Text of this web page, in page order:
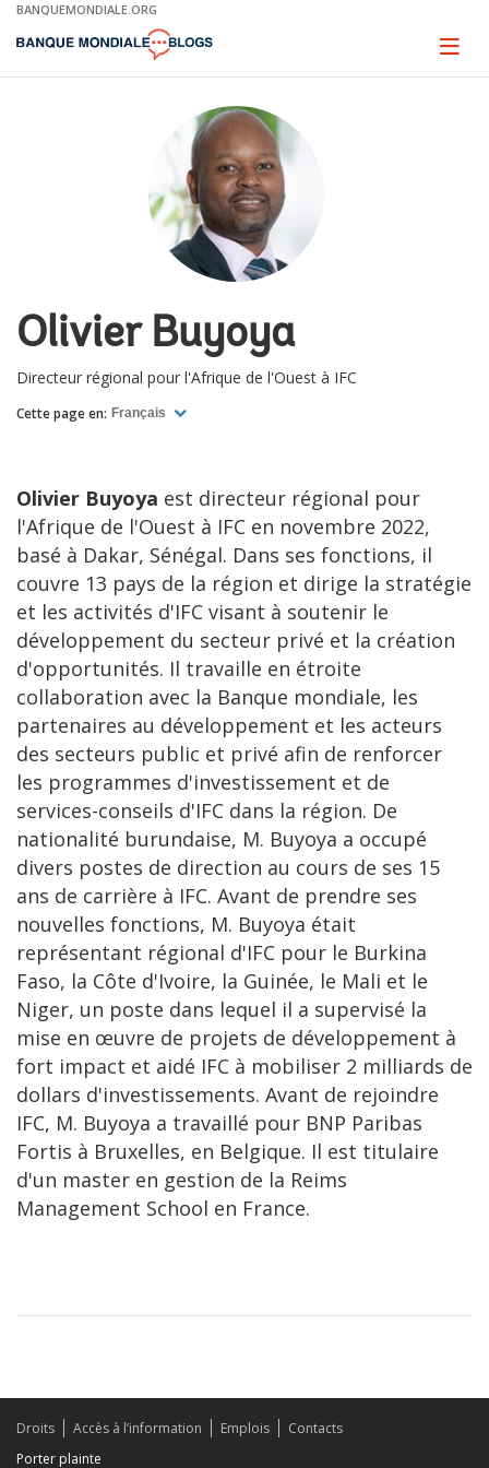
Skip
Main
BANQUEMONDIALE.ORG
Page
Olivier Buyoya
Directeur régional pour l'Afrique de l'Ouest à IFC
Cette page en: Français
Olivier Buyoya est directeur régional pour
l'Afrique de l'Ouest à IFC en novembre 2022,
basé à Dakar, Sénégal. Dans ses fonctions, il
couvre 13 pays de la région et dirige la stratégie
et les activités d'IFC visant à soutenir le
développement du secteur privé et la création
d'opportunités. Il travaille en étroite
collaboration avec la Banque mondiale, les
partenaires au développement et les acteurs
des secteurs public et privé afin de renforcer
les programmes d'investissement et de
services-conseils d'IFC dans la région. De
nationalité burundaise, M. Buyoya a occupé
divers postes de direction au cours de ses 15
ans de carrière à IFC. Avant de prendre ses
nouvelles fonctions, M. Buyoya était
représentant régional d'IFC pour le Burkina
Faso, la Côte d'Ivoire, la Guinée, le Mali et le
Niger, un poste dans lequel il a supervisé la
mise en œuvre de projets de développement à
fort impact et aidé IFC à mobiliser 2 milliards de
dollars d'investissements. Avant de rejoindre
IFC, M. Buyoya a travaillé pour BNP Paribas
Fortis à Bruxelles, en Belgique. Il est titulaire
d'un master en gestion de la Reims
Management School en France.
Droits Accès à l’information Emplois
Contacts
Porter plainte